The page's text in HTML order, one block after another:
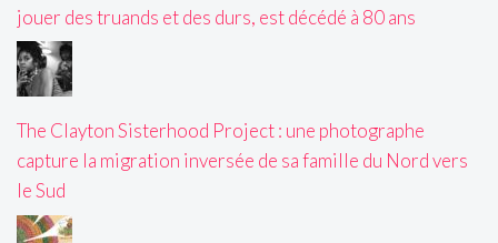
jouer des truands et des durs, est décédé à 80 ans
The Clayton Sisterhood Project : une photographe
capture la migration inversée de sa famille du Nord vers
le Sud